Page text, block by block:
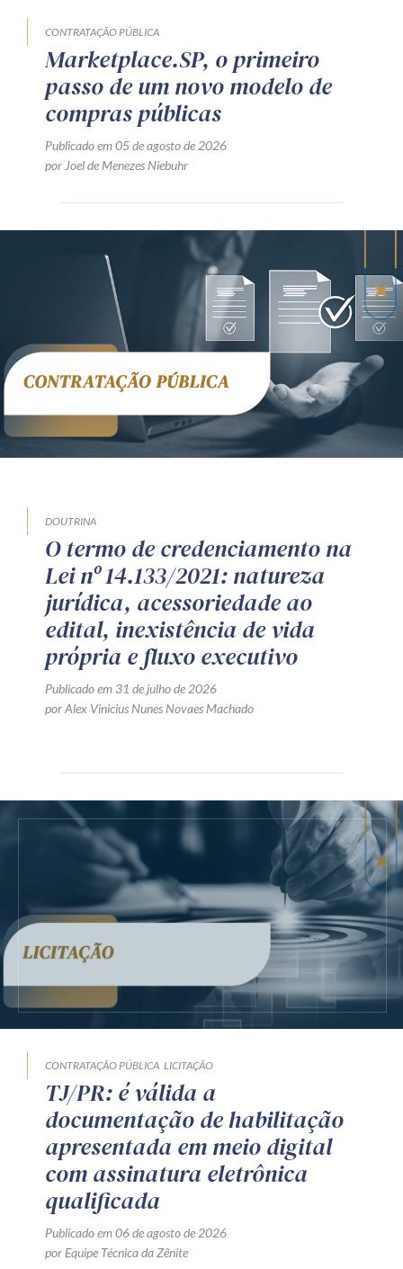
CONTRATAÇÃO PÚBLICA
Marketplace.SP, o primeiro
passo de um novo modelo de
compras públicas
Publicado em 05 de agosto de 2026
por Joel de Menezes Niebuhr
DOUTRINA
O termo de credenciamento na
Lei nº 14.133/2021: natureza
jurídica, acessoriedade ao
edital, inexistência de vida
própria e fluxo executivo
Publicado em 31 de julho de 2026
por Alex Vinicius Nunes Novaes Machado
CONTRATAÇÃO PÚBLICA LICITAÇÃO
TJ/PR: é válida a
documentação de habilitação
apresentada em meio digital
com assinatura eletrônica
qualificada
Publicado em 06 de agosto de 2026
por Equipe Técnica da Zênite